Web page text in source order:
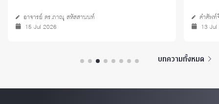
อาจารย์ ดร.ภาณุ สหัสสานนท์
15 Jul 2026
คำศัพท์
13
บทความทั้งหมด